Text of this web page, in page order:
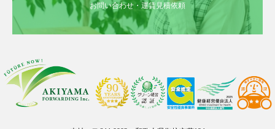
お問い合わせ・運賃見積依頼